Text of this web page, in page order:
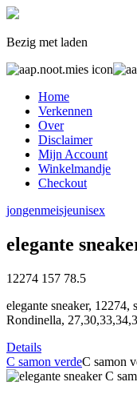
Bezig met laden
Home
Verkennen
Over
Disclaimer
Mijn Account
Winkelmandje
Checkout
jongenmeisjeunisex
elegante
12274 157 78.5
elegante sneaker, 12274,
Rondinella,
Details
C samon verdeC samon